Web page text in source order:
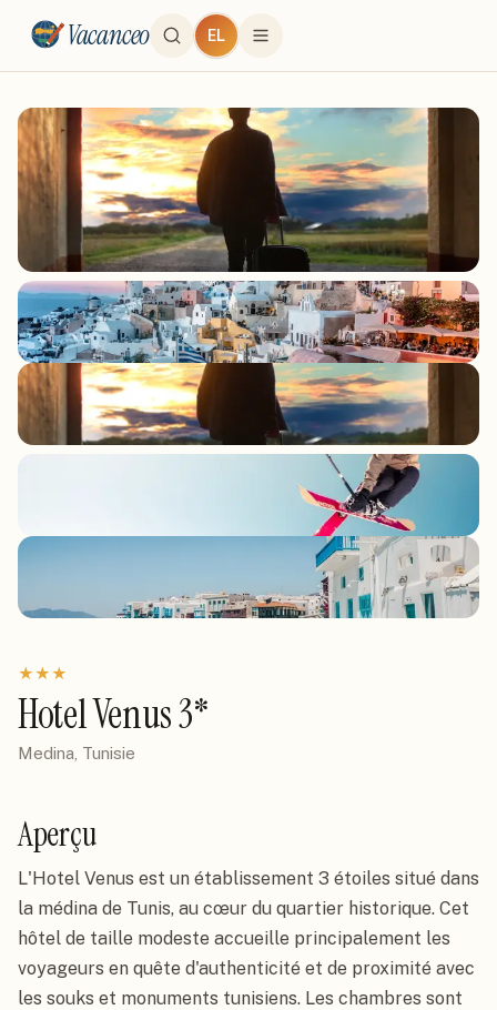
Vacanceo EL
★★★
Hotel Venus 3*
Medina, Tunisie
Aperçu
L'Hotel Venus est un établissement 3 étoiles situé dans
la médina de Tunis, au cœur du quartier historique. Cet
hôtel de taille modeste accueille principalement les
voyageurs en quête d'authenticité et de proximité avec
les souks et monuments tunisiens. Les chambres sont